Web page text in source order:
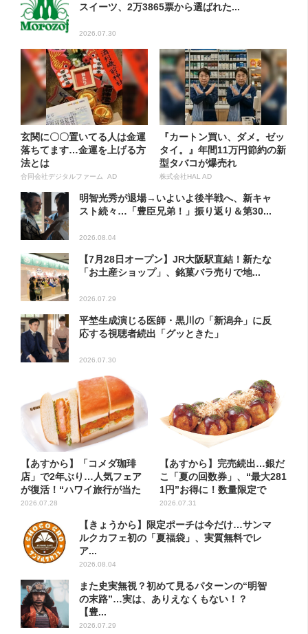
スイーツ、2万3865票から選ばれた...
2026.07.30
玄関に〇〇置いてる人は金運
落ちてます…金運を上げる方
法とは
合同会社デジタルファーム AD
『カートン買い、ダメ。ゼッ
タイ。』年間11万円節約の新
型タバコが爆売れ
株式会社HAL AD
明智光秀が退場→いよいよ後半戦へ、新キャ
スト続々…「豊臣兄弟！」振り返り＆第30...
2026.08.04
【7月28日オープン】JR大阪駅直結！新たな
「お土産ショップ」、銘菓バラ売りで地...
2026.07.29
平埜生成演じる医師・黒川の「新潟弁」に反
応する視聴者続出「グッときた」
2026.07.30
【あすから】「コメダ珈琲
店」で2年ぶり…人気フェア
が復活！“ハワイ旅行が当た
る”...
2026.07.28
【あすから】完売続出…銀だ
こ「夏の回数券」、“最大281
1円”お得に！数量限定で
2026.07.31
【きょうから】限定ポーチは今だけ…サンマ
ルクカフェ初の「夏福袋」、実質無料でレ
ア...
2026.08.04
また史実無視？初めて見るパターンの“明智
の末路”…実は、ありえなくもない！？
【豊...
2026.07.29